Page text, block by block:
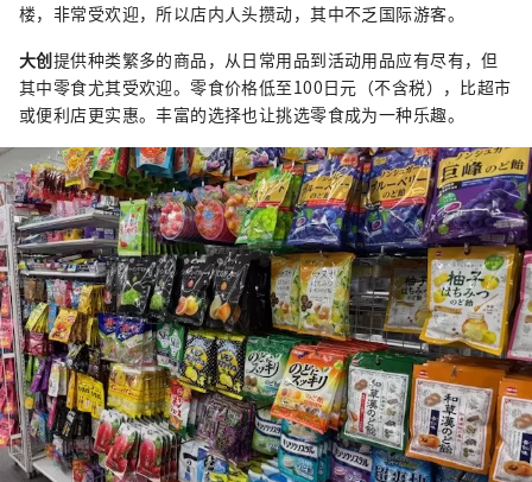
楼，非常受欢迎，所以店内人头攒动，其中不乏国际游客。
大创提供种类繁多的商品，从日常用品到活动用品应有尽有，但
其中零食尤其受欢迎。零食价格低至100日元（不含税），比超市
或便利店更实惠。丰富的选择也让挑选零食成为一种乐趣。